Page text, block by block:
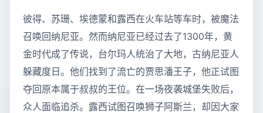
彼得、苏珊、埃德蒙和露西在火车站等车时，被魔法
召唤回纳尼亚。然而纳尼亚已经过去了1300年，黄
金时代成了传说，台尔玛人统治了大地，古纳尼亚人
躲藏度日。他们找到了流亡的贾思潘王子，他正试图
夺回原本属于叔叔的王位。在一场夜袭城堡失败后，
众人面临追杀。露西试图召唤狮子阿斯兰，却因大家